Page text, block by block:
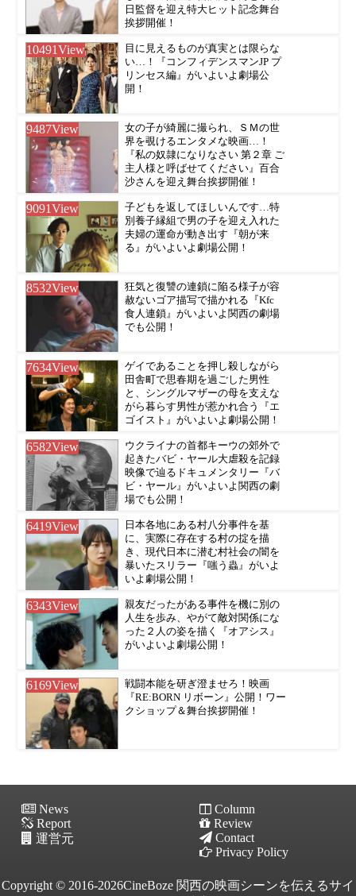
日監督を迎え特大ヒット記念舞台
挨拶開催！
10491View
目に見えるものが真実とは限らな
い…！『コンフィデンスマンJP プ
リンセス編』がいよいよ劇場公
開！
9487View
女の子が綺麗に撮られ、ＳＭの世
界を覗けるエンタメな映画…！
『私の奴隷になりなさい 第２章 ご
主人様と呼ばせてください』百合
沙さんを迎え舞台挨拶開催！
9091View
子どもを返してほしいんです…特
別養子縁組で男の子を迎え入れた
夫婦の運命が動き出す『朝が来
る』がいよいよ劇場公開！
8532View
狂気と復讐の連鎖に陥る様子が容
赦ないゴア描写で描かれる『Kfc
食人連鎖』がいよいよ関西の劇場
でも公開！
7634View
ゲイであることを押し殺しながら
田舎町で思春期を過ごした男性
と、シングルマザーの母を支えな
がら暮らす男性が惹かれ合う『エ
ゴイスト』がいよいよ劇場公開！
6582View
ウクライナの首都キーウの郊外で
起きたバビ・ヤール大虐殺を記録
映像で辿るドキュメンタリー『バ
ビ・ヤール』がいよいよ関西の劇
場でも公開！
6419View
日本各地にある村八分事件を基
に、実際に存在する村の掟を描
き、現代日本に潜む村社会の闇を
暴いたスリラー『嗤う蟲』がいよ
いよ劇場公開！
6343View
親友だったがある事件を機に別の
人生を歩み、やがて敵対関係にな
った２人の姿を描く『オアシス』
がいよいよ劇場公開！
6169View
戦闘本能を研ぎ澄ませろ！映画
『RE:BORN リボーン』公開！ワー
クショップ＆舞台挨拶開催！
News
Column
Report
Review
運営元
Contact
Privacy Policy
Copyright © 2016-2026CineBoze 関西の映画シーンを伝えるサイ